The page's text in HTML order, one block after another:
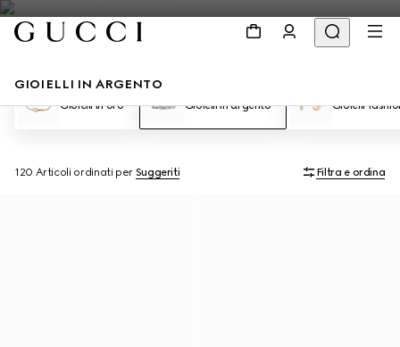
GIOIELLI IN ARGENTO
Gioielli in oro Gioielli in argento Gioielli
120 Articoli ordinati per Suggeriti Filtra e ordina